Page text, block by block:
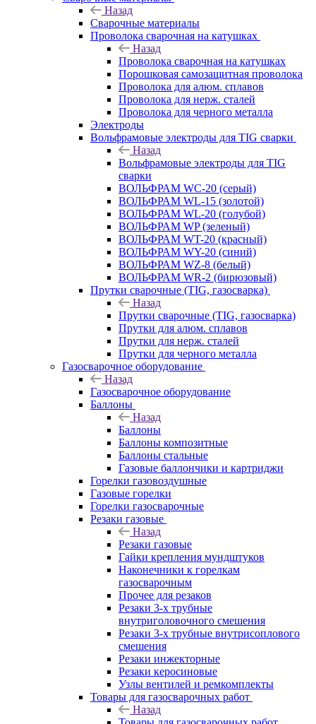
Назад
Сварочные материалы
Проволока сварочная на катушках
Назад
Проволока сварочная на катушках
Порошковая самозащитная проволока
Проволока для алюм. сплавов
Проволока для нерж. сталей
Проволока для черного металла
Электроды
Вольфрамовые электроды для TIG сварки
Назад
Вольфрамовые электроды для TIG
сварки
ВОЛЬФРАМ WC-20 (серый)
ВОЛЬФРАМ WL-15 (золотой)
ВОЛЬФРАМ WL-20 (голубой)
ВОЛЬФРАМ WP (зеленый)
ВОЛЬФРАМ WT-20 (красный)
ВОЛЬФРАМ WY-20 (синий)
ВОЛЬФРАМ WZ-8 (белый)
ВОЛЬФРАМ WR-2 (бирюзовый)
Прутки сварочные (TIG, газосварка)
Назад
Прутки сварочные (TIG, газосварка)
Прутки для алюм. сплавов
Прутки для нерж. сталей
Прутки для черного металла
Газосварочное оборудование
Назад
Газосварочное оборудование
Баллоны
Назад
Баллоны
Баллоны композитные
Баллоны стальные
Газовые баллончики и картриджи
Горелки газовоздушные
Газовые горелки
Горелки газосварочные
Резаки газовые
Назад
Резаки газовые
Гайки крепления мундштуков
Наконечники к горелкам
газосварочным
Прочее для резаков
Резаки 3-х трубные
внутриголовочного смешения
Резаки 3-х трубные внутрисоплового
смешения
Резаки инжекторные
Резаки керосиновые
Узлы вентилей и ремкомплекты
Товары для газосварочных работ
Назад